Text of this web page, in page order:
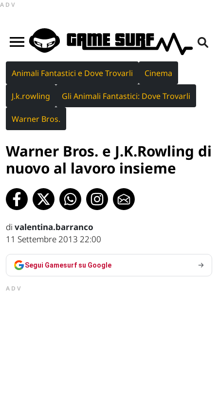
ADV
Animali Fantastici e Dove Trovarli Cinema
J.k.rowling Gli Animali Fantastici: Dove Trovarli
Warner Bros.
Warner Bros. e J.K.Rowling di
nuovo al lavoro insieme
di valentina.barranco
11 Settembre 2013 22:00
Segui Gamesurf su Google
ADV